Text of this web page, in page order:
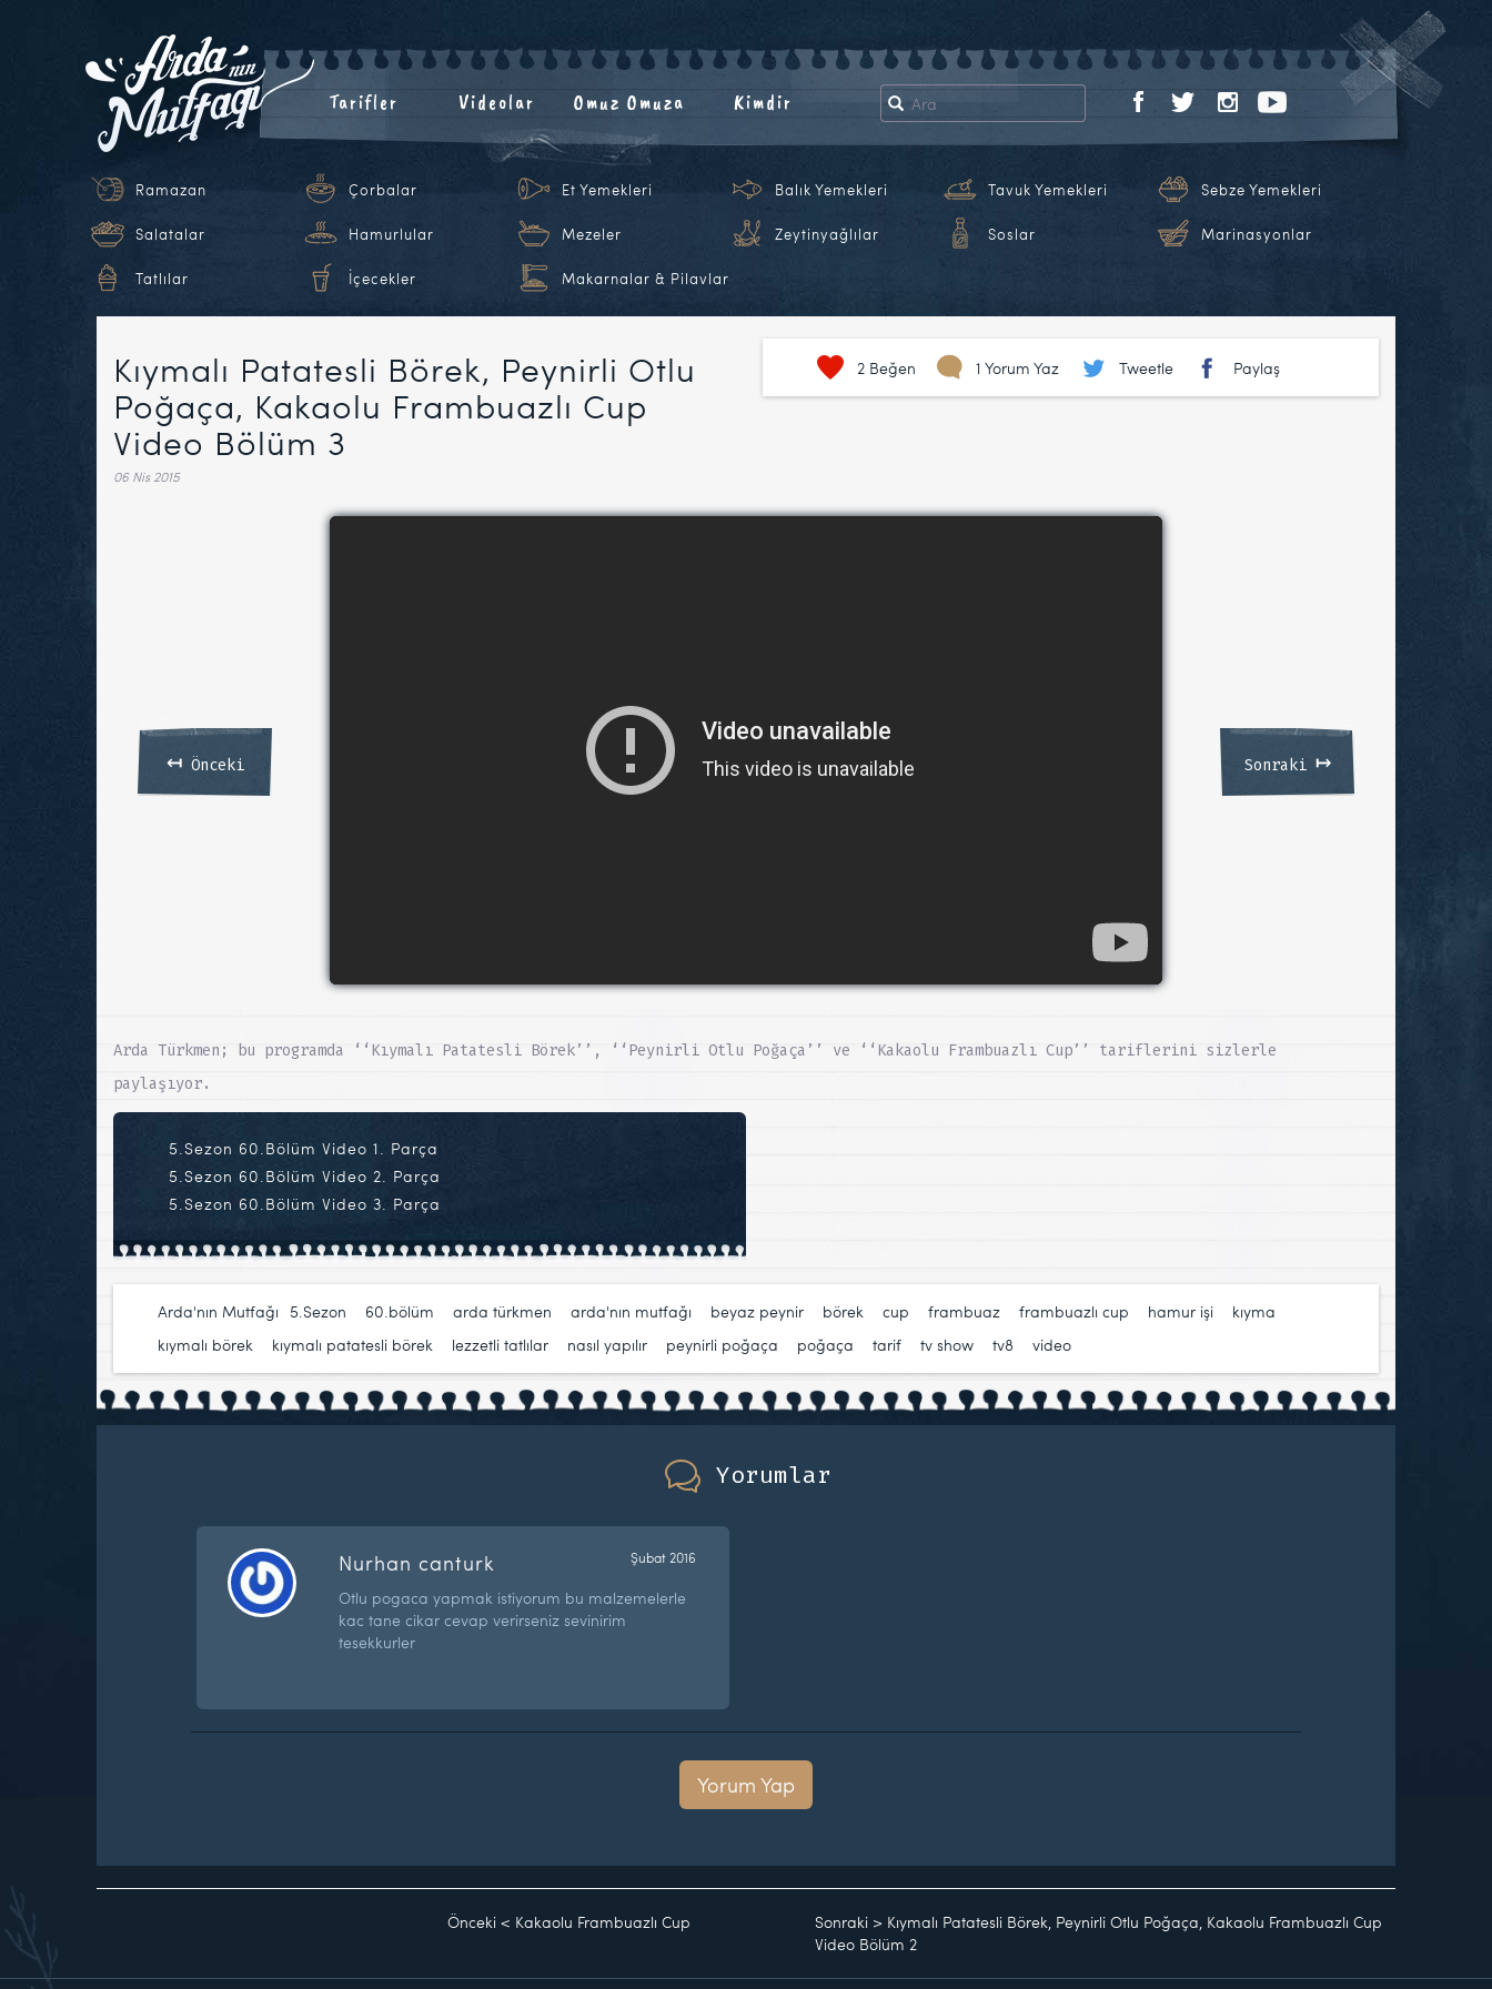
Tarifler Videolar Omuz Omuza Kimdir
Ramazan Çorbalar Et Yemekleri Balık Yemekleri Tavuk Yemekleri Sebze Yemekleri
Salatalar Hamurlular Mezeler Zeytinyağlılar Soslar Marinasyonlar
Tatlılar İçecekler Makarnalar & Pilavlar
Kıymalı Patatesli Börek, Peynirli Otlu
Poğaça, Kakaolu Frambuazlı Cup
Video Bölüm 3
06 Nis 2015
2 Beğen 1 Yorum Yaz Tweetle Paylaş
↤Önceki Sonraki ↦
Arda Türkmen; bu programda ‘‘Kıymalı Patatesli Börek’’, ‘‘Peynirli Otlu Poğaça’’ ve ‘‘Kakaolu Frambuazlı Cup’’ tariflerini sizlerle
paylaşıyor.
5.Sezon 60.Bölüm Video 1. Parça
5.Sezon 60.Bölüm Video 2. Parça
5.Sezon 60.Bölüm Video 3. Parça
Arda'nın Mutfağı 5.Sezon 60.bölüm arda türkmen arda'nın mutfağı beyaz peynir börek cup frambuaz frambuazlı cup hamur işi kıyma
kıymalı börek
kıymalı patatesli börek lezzetli tatlılar nasıl yapılır peynirli poğaça poğaça tarif tv show tv8 video
Yorumlar
Nurhan canturk Şubat 2016
Otlu pogaca yapmak istiyorum bu malzemelerle
kac tane cikar cevap verirseniz sevinirim
tesekkurler
Yorum Yap
Önceki < Kakaolu Frambuazlı Cup Sonraki > Kıymalı Patatesli Börek, Peynirli Otlu Poğaça, Kakaolu Frambuazlı Cup
Video Bölüm 2